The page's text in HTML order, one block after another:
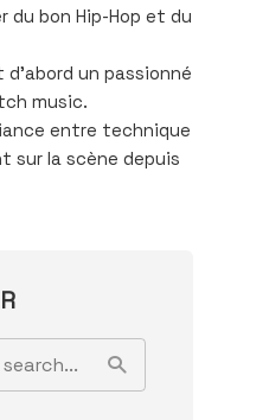
du bon Hip-Hop et du
d’abord un passionné
music.
entre technique
sur la scène depuis